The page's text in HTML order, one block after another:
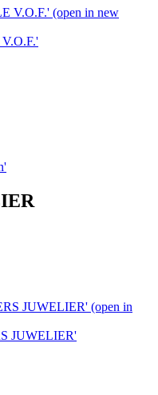
V.O.F.' (open in new
JUWELIER' (open in
JUWELIER'